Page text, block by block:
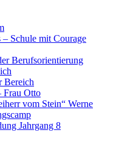
– Schule mit Courage
Berufsorientierung
Bereich
Frau Otto
vom Stein“ Werne
Jahrgang 8